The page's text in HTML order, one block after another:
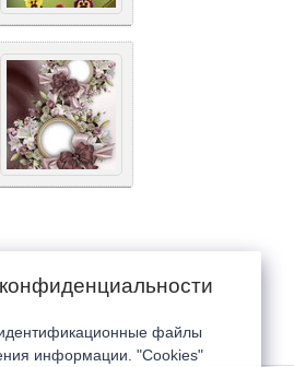
файлы
информации. "Cookies"